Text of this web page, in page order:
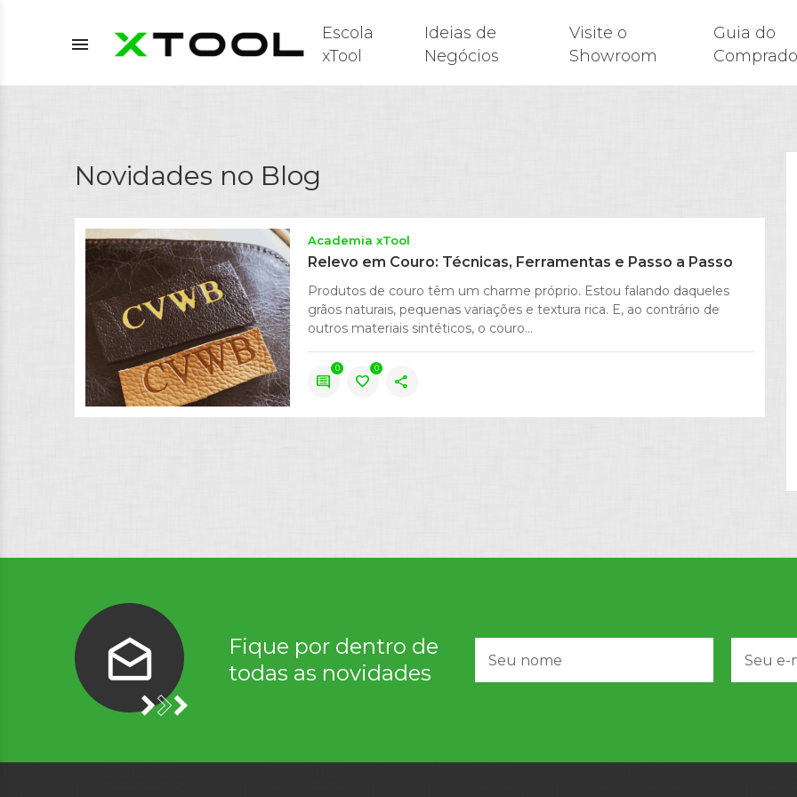
menu
Escola
xTool
Ideias de
Negócios
Visite o
Showroom
Guia do
Novidades no Blog
Academia xTool
Relevo em Couro: Técnicas, Ferramentas e Passo a Passo
Produtos de couro têm um charme próprio. Estou falando daqueles
grãos naturais, pequenas variações e textura rica. E, ao contrário de
outros materiais sintéticos, o couro...
comment
0
favorite
0
share
Fique por dentro de
todas as novidades